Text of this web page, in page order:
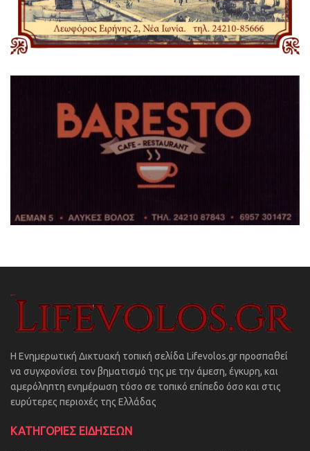
Η Ενημερωτική Δικτυακή τοπική σελίδα Lifevolos.gr προσπαθεί
να συγχρονίσει τον βηματισμό της με την άμεση, έγκυρη, και
αμερόληπτη ενημέρωση τόσο σε τοπικό επίπεδο όσο και στις
ευρύτερες περιοχές της Ελλάδας
ΚΑΤΗΓΟΡΙΕΣ ΕΙΔΗΣΕΩΝ